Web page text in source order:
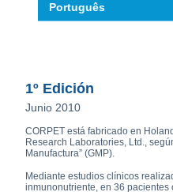
Português
1º Edición
Junio 2010
CORPET está fabricado en
Research Laboratories, Ltd.,
Manufactura” (GMP).
Mediante estudios clínicos
inmunonutriente, en 36